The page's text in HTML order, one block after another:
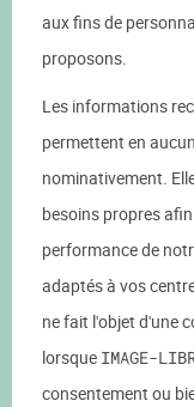
aux fins de
proposons.
Les informations
permettent en
nominativement.
besoins propres
performance de
adaptés à vos
ne fait l'objet d'une
lorsque IMAGE-
consentement ou